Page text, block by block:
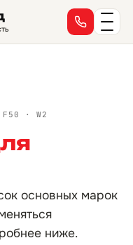
· W2
основных марок
ниже.